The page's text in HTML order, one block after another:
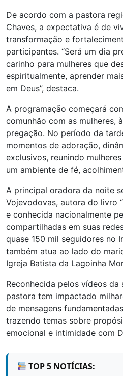
De acordo com a pastora
Chaves, a expectativa é de
transformação e
participantes. “Será um dia
carinho para mulheres que
espiritualmente, aprender
em Deus”, destaca.
A programação começará
comunhão com as mulheres,
pregação. No período da
momentos de adoração,
exclusivos, reunindo
um ambiente de fé,
A principal oradora da noite
Vojevodovas, autora do livro
e conhecida nacionalmente
compartilhadas em suas
quase 150 mil seguidores no
também atua ao lado do
Igreja Batista da Lagoinha
Reconhecida pelos vídeos da
pastora tem impactado
de mensagens
trazendo temas sobre
emocional e intimidade com
TOP 5 NOTÍCIAS: